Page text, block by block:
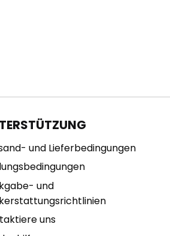
und Lieferbedingungen
und
uns